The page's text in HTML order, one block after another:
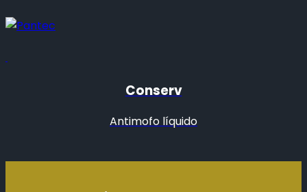
Conserv
Antimofo líquido